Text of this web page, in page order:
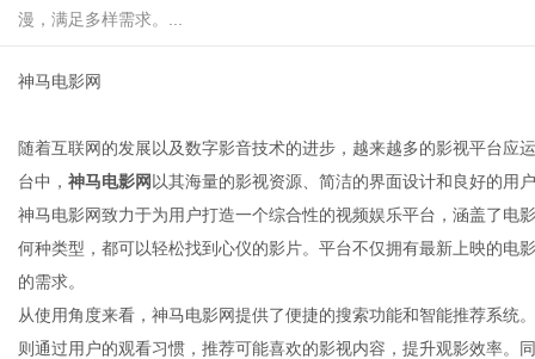
漫，满足多样需求。...
神马电影网
随着互联网的发展以及数字影音技术的进步，越来越多的影视平台应
台中， 神马电影网 以其海量的影视资源、简洁的界面设计和良好的用
神马电影网致力于为用户打造一个综合性的视频娱乐平台，涵盖了电
何种类型，都可以轻松找到心仪的影片。平台不仅拥有最新上映的电
的需求。
从使用角度来看，神马电影网提供了便捷的搜索功能和智能推荐系统
则通过用户的观看习惯，推荐可能喜欢的影视内容，提升观影效率。